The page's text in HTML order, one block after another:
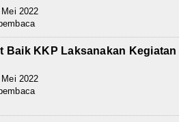
2022
Baik KKP Laksanakan Kegiatan
2022